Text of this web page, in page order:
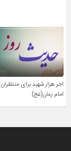
اجر هزار شهید برای منتظران
امام زمان(عج)